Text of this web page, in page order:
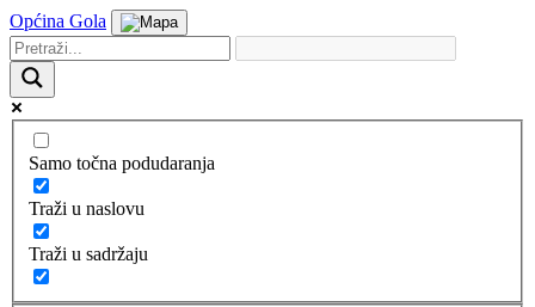
Općina Gola
Samo točna podudaranja
Traži u naslovu
Traži u sadržaju